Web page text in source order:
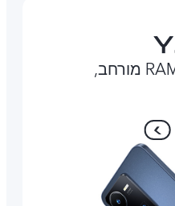
8GB + 8GB זיכרון RAM מורחב,